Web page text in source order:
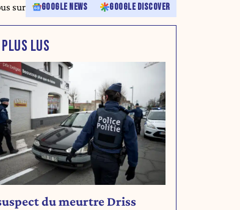
sur GOOGLE NEWS GOOGLE DISCOVER
LUS
du meurtre Driss